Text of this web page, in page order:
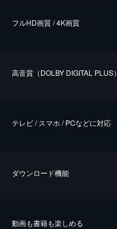
フルHD画質 / 4K画質
⾼⾳質（DOLBY DIGITAL PLUS）
テレビ / スマホ / PCなどに対応
ダウンロード機能
動画も書籍も楽しめる